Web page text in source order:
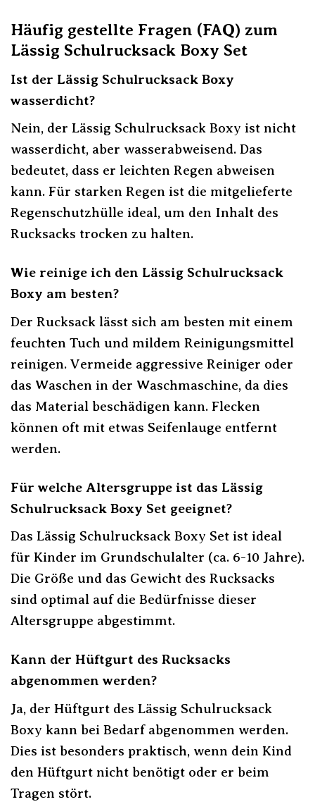
Häufig gestellte Fragen (FAQ) zum
Lässig Schulrucksack Boxy Set
Ist der Lässig Schulrucksack Boxy
wasserdicht?
Nein, der Lässig Schulrucksack Boxy ist nicht
wasserdicht, aber wasserabweisend. Das
bedeutet, dass er leichten Regen abweisen
kann. Für starken Regen ist die mitgelieferte
Regenschutzhülle ideal, um den Inhalt des
Rucksacks trocken zu halten.
Wie reinige ich den Lässig Schulrucksack
Boxy am besten?
Der Rucksack lässt sich am besten mit einem
feuchten Tuch und mildem Reinigungsmittel
reinigen. Vermeide aggressive Reiniger oder
das Waschen in der Waschmaschine, da dies
das Material beschädigen kann. Flecken
können oft mit etwas Seifenlauge entfernt
werden.
Für welche Altersgruppe ist das Lässig
Schulrucksack Boxy Set geeignet?
Das Lässig Schulrucksack Boxy Set ist ideal
für Kinder im Grundschulalter (ca. 6-10 Jahre).
Die Größe und das Gewicht des Rucksacks
sind optimal auf die Bedürfnisse dieser
Altersgruppe abgestimmt.
Kann der Hüftgurt des Rucksacks
abgenommen werden?
Ja, der Hüftgurt des Lässig Schulrucksack
Boxy kann bei Bedarf abgenommen werden.
Dies ist besonders praktisch, wenn dein Kind
den Hüftgurt nicht benötigt oder er beim
Tragen stört.